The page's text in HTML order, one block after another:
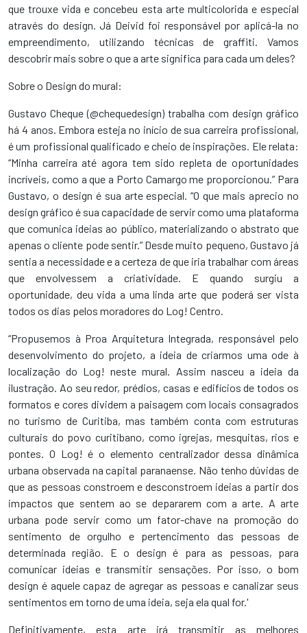
que trouxe vida e concebeu esta arte multicolorida e especial
através do design. Já Deivid foi responsável por aplicá-la no
empreendimento, utilizando técnicas de graffiti. Vamos
descobrir mais sobre o que a arte significa para cada um deles?
Sobre o Design do mural:
Gustavo Cheque (@chequedesign) trabalha com design gráfico
há 4 anos. Embora esteja no início de sua carreira profissional,
é um profissional qualificado e cheio de inspirações. Ele relata:
“Minha carreira até agora tem sido repleta de oportunidades
incríveis, como a que a Porto Camargo me proporcionou.” Para
Gustavo, o design é sua arte especial. “O que mais aprecio no
design gráfico é sua capacidade de servir como uma plataforma
que comunica ideias ao público, materializando o abstrato que
apenas o cliente pode sentir.” Desde muito pequeno, Gustavo já
sentia a necessidade e a certeza de que iria trabalhar com áreas
que envolvessem a criatividade. E quando surgiu a
oportunidade, deu vida a uma linda arte que poderá ser vista
todos os dias pelos moradores do Log! Centro.
“Propusemos à Proa Arquitetura Integrada, responsável pelo
desenvolvimento do projeto, a ideia de criarmos uma ode à
localização do Log! neste mural. Assim nasceu a ideia da
ilustração. Ao seu redor, prédios, casas e edifícios de todos os
formatos e cores dividem a paisagem com locais consagrados
no turismo de Curitiba, mas também conta com estruturas
culturais do povo curitibano, como igrejas, mesquitas, rios e
pontes. O Log! é o elemento centralizador dessa dinâmica
urbana observada na capital paranaense. Não tenho dúvidas de
que as pessoas constroem e desconstroem ideias a partir dos
impactos que sentem ao se depararem com a arte. A arte
urbana pode servir como um fator-chave na promoção do
sentimento de orgulho e pertencimento das pessoas de
determinada região. E o design é para as pessoas, para
comunicar ideias e transmitir sensações. Por isso, o bom
design é aquele capaz de agregar as pessoas e canalizar seus
sentimentos em torno de uma ideia, seja ela qual for.'
Definitivamente, esta arte irá transmitir as melhores